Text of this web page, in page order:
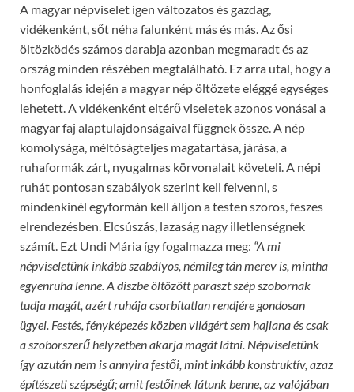
A magyar népviselet igen változatos és gazdag,
vidékenként, sőt néha falunként más és más. Az ősi
öltözködés számos darabja azonban megmaradt és az
ország minden részében megtalálható. Ez arra utal, hogy a
honfoglalás idején a magyar nép öltözete eléggé egységes
lehetett. A vidékenként eltérő viseletek azonos vonásai a
magyar faj alaptulajdonságaival függnek össze. A nép
komolysága, méltóságteljes magatartása, járása, a
ruhaformák zárt, nyugalmas körvonalait követeli. A népi
ruhát pontosan szabályok szerint kell felvenni, s
mindenkinél egyformán kell álljon a testen szoros, feszes
elrendezésben. Elcsúszás, lazaság nagy illetlenségnek
számít. Ezt Undi Mária így fogalmazza meg: “A mi
népviseletünk inkább szabályos, némileg tán merev is, mintha
egyenruha lenne. A díszbe öltözött paraszt szép szobornak
tudja magát, azért ruhája csorbítatlan rendjére gondosan
ügyel. Festés, fényképezés közben világért sem hajlana és csak
a szoborszerű helyzetben akarja magát látni. Népviseletünk
így azután nem is annyira festői, mint inkább konstruktív, azaz
építészeti szépségű; amit festőinek látunk benne, az valójában